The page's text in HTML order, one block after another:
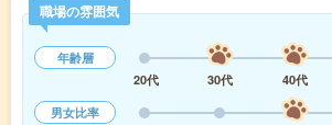
職場の雰囲気
年齢層
20代
30代 40代
男女比率